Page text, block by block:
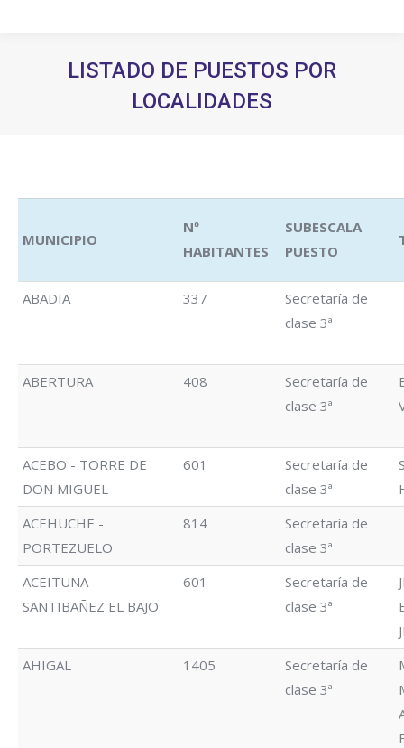
LISTADO DE PUESTOS POR
LOCALIDADES
MUNICIPIO
Nº
HABITANTES
SUBESCALA
PUESTO
ABADIA 337
Secretaría de
clase 3ª
ABERTURA 408
Secretaría de
clase 3ª
ACEBO - TORRE DE
DON MIGUEL
601
Secretaría de
clase 3ª
ACEHUCHE -
PORTEZUELO
814
Secretaría de
clase 3ª
ACEITUNA -
SANTIBAÑEZ EL BAJO
601
Secretaría de
clase 3ª
AHIGAL
1405
Secretaría de
clase 3ª